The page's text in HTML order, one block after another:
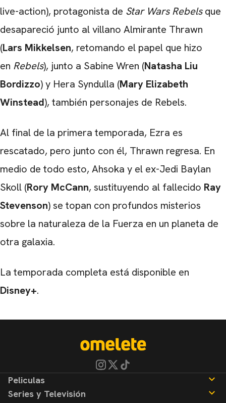
live-action), protagonista de Star Wars Rebelsque
desapareció junto al villano Almirante Thrawn
(Lars Mikkelsen, retomando el papel que hizo
en Rebels), junto a Sabine Wren (Natasha Liu
Bordizzo) y Hera Syndulla (Mary Elizabeth
Winstead), también personajes de Rebels.
Al final de la primera temporada, Ezra es
rescatado, pero junto con él, Thrawn regresa. En
medio de todo esto, Ahsoka y el ex-Jedi Baylan
Skoll (Rory McCann, sustituyendo al fallecido Ray
Stevenson) se topan con profundos misterios
sobre la naturaleza de la Fuerza en un planeta de
otra galaxia.
La temporada completa está disponible en
Disney+.
Peliculas
Noticias
Series y Televisión